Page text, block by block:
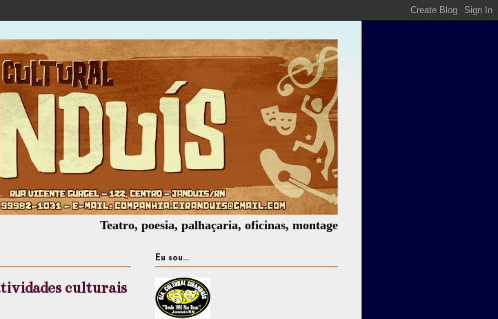
Teatro, poesia, palhaçaria, oficinas, montagem de espetáculos, assessoria
culturais
Eu sou...